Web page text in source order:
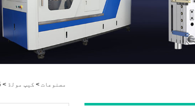
مصنوعات > کیپ مولڈ >
5